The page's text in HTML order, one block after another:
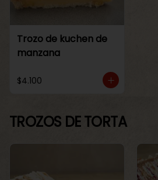
Trozo de kuchen de
manzana
$4.100
TROZOS DE TORTA